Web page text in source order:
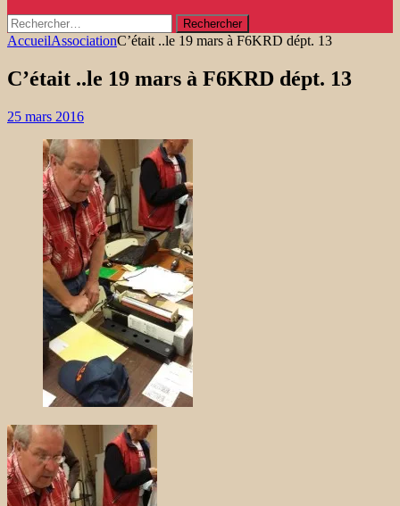
Rechercher :
AccueilAssociationC’était ..le 19 mars à F6KRD dépt. 13
C’était ..le 19 mars à F6KRD dépt. 13
25 mars 2016